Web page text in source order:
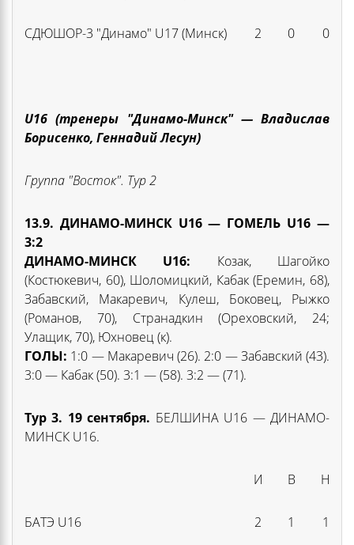
СДЮШОР-3 "Динамо" U17 (Минск) 2 0 0
U16 (тренеры "Динамо-Минск" —Владислав
Борисенко, Геннадий Лесун)
Группа "Восток". Тур2
13.9. ДИНАМО-МИНСК U16 — ГОМЕЛЬ U16 —
3:2
ДИНАМО-МИНСК U16: Козак, Шагойко
(Костюкевич, 60), Шоломицкий, Кабак (Еремин, 68),
Забавский, Макаревич, Кулеш, Боковец, Рыжко
(Романов, 70), Странадкин (Ореховский, 24;
Улащик, 70), Юхновец (к).
ГОЛЫ: 1:0 — Макаревич (26). 2:0 — Забавский (43).
3:0 — Кабак (50). 3:1 — (58). 3:2 — (71).
Тур 3. 19 сентября. БЕЛШИНА U16 — ДИНАМО-
МИНСК U16.
И В Н
БАТЭ U16 2 1 1